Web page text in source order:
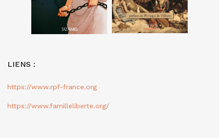
LIENS :
https://www.rpf-france.org
https://www.familleliberte.org/